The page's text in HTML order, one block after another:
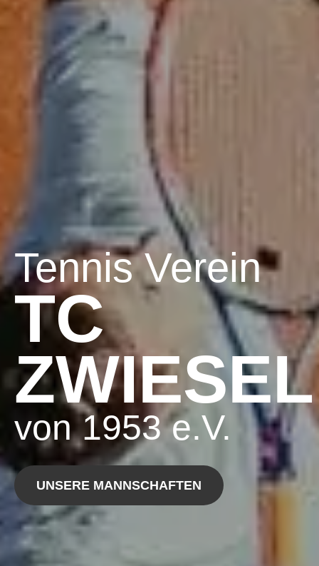
Tennis Verein
TC
ZWIESEL
von 1953 e.V.
UNSERE MANNSCHAFTEN